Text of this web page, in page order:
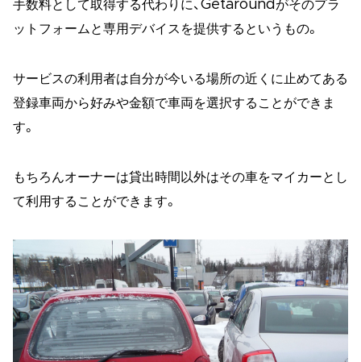
手数料として取得する代わりに、Getaroundがそのプラ
ットフォームと専用デバイスを提供するというもの。
サービスの利用者は自分が今いる場所の近くに止めてある
登録車両から好みや金額で車両を選択することができま
す。
もちろんオーナーは貸出時間以外はその車をマイカーとし
て利用することができます。